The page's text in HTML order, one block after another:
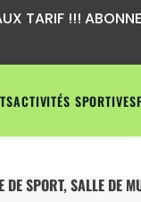
TARIF !!!
ACTIVITÉS SPORTIVES
SPORT, SALLE DE